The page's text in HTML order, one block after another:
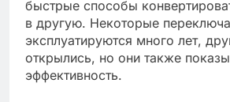
быстрые способы
в другую. Некоторые
эксплуатируются много лет,
открылись, но они также
эффективность.